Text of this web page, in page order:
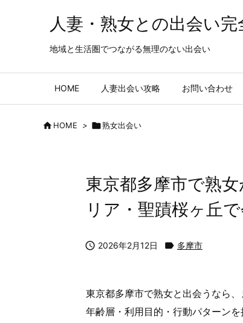
人妻・熟女との出会い完
地域と生活圏でつながる無理のない出会い
HOME 人妻出会い攻略 お問い合わせ
HOME > 熟女出会い
東京都多摩市で熟
リア・聖蹟桜ヶ丘
 2026年2月12日  多摩市
東京都多摩市で熟女と出会うなら
年齢層・利用目的・行動パターン